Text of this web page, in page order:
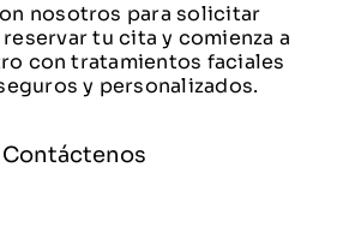
nosotros para solicitar
tu cita y comienza a
con tratamientos faciales
y personalizados.
Contáctenos